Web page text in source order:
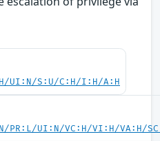
UI:N/S:U/C:H/I:H/A:H
PR:L/UI:N/VC:H/VI:H/VA:H/